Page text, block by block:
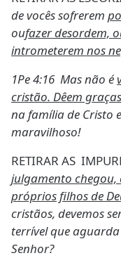
de vocês sofrerem
oufazer desordem,
intrometerem nos
1Pe 4:16 Mas não é
cristão. Dêem graças
na família de Cristo
maravilhoso!
RETIRAR AS
julgamento chegou,
próprios filhos de
cristãos, devemos
terrível que
Senhor?